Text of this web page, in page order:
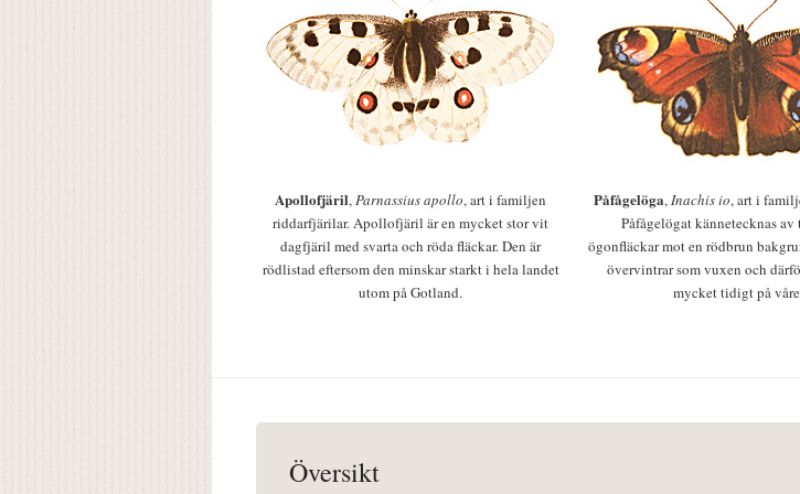
Apollofjäril,Parnassius apollo, art i familjen
riddarfjärilar. Apollofjäril är en mycket stor vit
dagfjäril med svarta och röda fläckar. Den är
rödlistad eftersom den minskar starkt i hela landet
utom på Gotland.
Påfågelöga,Inachis io, art i
Påfågelögat kännetecknas
ögonfläckar mot en rödbrun
övervintrar som vuxen och
mycket tidigt på
Översikt